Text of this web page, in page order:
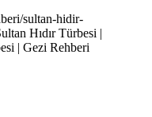
sultan-hidir-
Hıdır Türbesi |
| Gezi Rehberi